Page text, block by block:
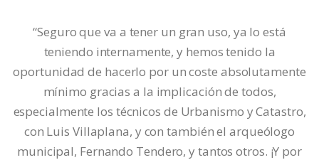
“Seguro que va a tener un gran uso, ya lo está
teniendo internamente, y hemos tenido la
oportunidad de hacerlo por un coste absolutamente
mínimo gracias a la implicación de todos,
especialmente los técnicos de Urbanismo y Catastro,
con Luis Villaplana, y con también el arqueólogo
municipal, Fernando Tendero, y tantos otros. ¡Y por